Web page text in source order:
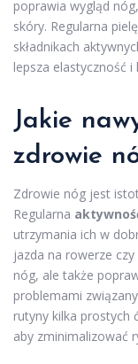
poprawia wygląd
skóry. Regularna
składnikach
lepsza elastyczność
Jakie
zdrowie
Zdrowie nóg jest
Regularna
utrzymania ich w
jazda na rowerze
nóg, ale także
problemami
rutyny kilka prostych
aby zminimalizować